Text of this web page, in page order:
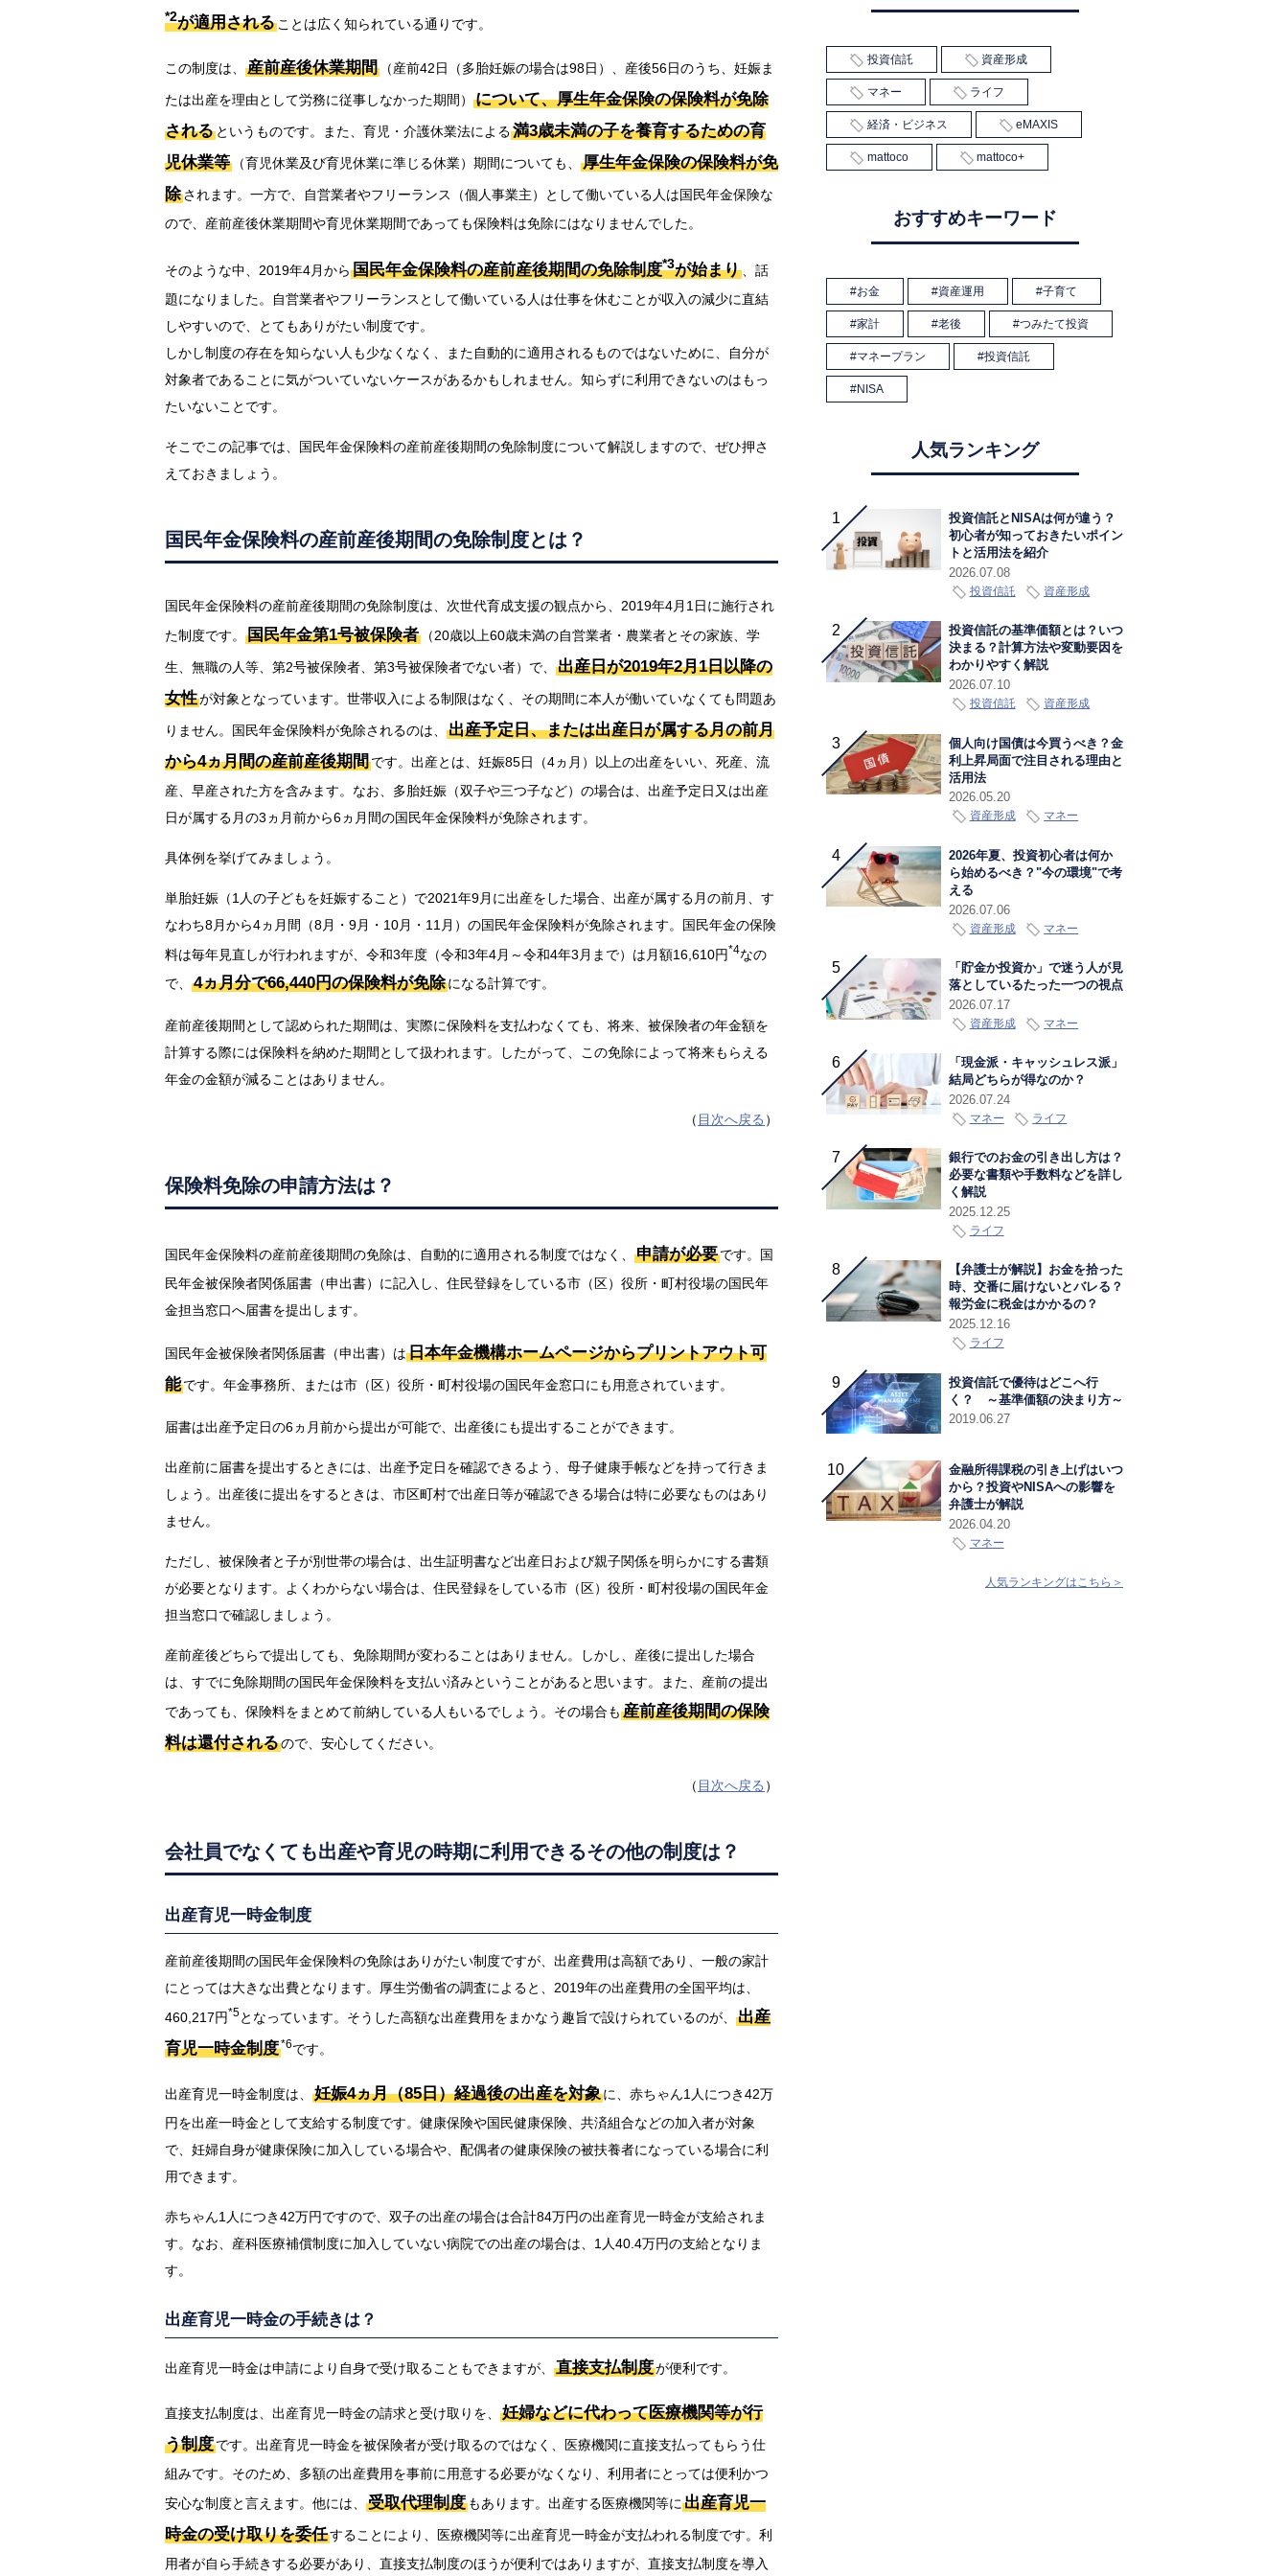
*2が適用される ことは広く知られている通りです。
この制度は、 産前産後休業期間 （産前42日（多胎妊娠の場合は98日）、産後56日のうち、妊娠ま
たは出産を理由として労務に従事しなかった期間）
について、厚生年金保険の保険料が免除
される というものです。また、育児・介護休業法による満3歳未満の子を養育するための育
児休業等
（育児休業及び育児休業に準じる休業）期間についても、
厚生年金保険の保険料が免
除されます。一方で、自営業者やフリーランス（個人事業主）として働いている人は国民年金保険な
ので、産前産後休業期間や育児休業期間であっても保険料は免除にはなりませんでした。
そのような中、2019年4月から 国民年金保険料の産前産後期間の免除制度*3が始まり
、話
題になりました。自営業者やフリーランスとして働いている人は仕事を休むことが収入の減少に直結
しやすいので、とてもありがたい制度です。
しかし制度の存在を知らない人も少なくなく、また自動的に適用されるものではないために、自分が
対象者であることに気がついていないケースがあるかもしれません。知らずに利用できないのはもっ
たいないことです。
そこでこの記事では、国民年金保険料の産前産後期間の免除制度について解説しますので、ぜひ押さ
えておきましょう。
国民年金保険料の産前産後期間の免除制度とは？
国民年金保険料の産前産後期間の免除制度は、次世代育成支援の観点から、2019年4月1日に施行され
た制度です。
国民年金第1号被保険者 （20歳以上60歳未満の自営業者・農業者とその家族、学
生、無職の人等、第2号被保険者、第3号被保険者でない者）で、
出産日が2019年2月1日以降の
女性が対象となっています。世帯収入による制限はなく、その期間に本人が働いていなくても問題あ
りません。国民年金保険料が免除されるのは、
出産予定日、または出産日が属する月の前月
から4ヵ月間の産前産後期間です。出産とは、妊娠85日（4ヵ月）以上の出産をいい、死産、流
産、早産された方を含みます。なお、多胎妊娠（双子や三つ子など）の場合は、出産予定日又は出産
日が属する月の3ヵ月前から6ヵ月間の国民年金保険料が免除されます。
具体例を挙げてみましょう。
単胎妊娠（1人の子どもを妊娠すること）で2021年9月に出産をした場合、出産が属する月の前月、す
なわち8月から4ヵ月間（8月・9月・10月・11月）の国民年金保険料が免除されます。国民年金の保険
料は毎年見直しが行われますが、令和3年度（令和3年4月～令和4年3月まで）は月額16,610円*4なの
で、
4ヵ月分で66,440円の保険料が免除になる計算です。
産前産後期間として認められた期間は、実際に保険料を支払わなくても、将来、被保険者の年金額を
計算する際には保険料を納めた期間として扱われます。したがって、この免除によって将来もらえる
年金の金額が減ることはありません。
（ 目次へ戻る ）
保険料免除の申請方法は？
国民年金保険料の産前産後期間の免除は、自動的に適用される制度ではなく、 申請が必要です。国
民年金被保険者関係届書（申出書）に記入し、住民登録をしている市（区）役所・町村役場の国民年
金担当窓口へ届書を提出します。
国民年金被保険者関係届書（申出書）は日本年金機構ホームページからプリントアウト可
能です。年金事務所、または市（区）役所・町村役場の国民年金窓口にも用意されています。
届書は出産予定日の6ヵ月前から提出が可能で、出産後にも提出することができます。
出産前に届書を提出するときには、出産予定日を確認できるよう、母子健康手帳などを持って行きま
しょう。出産後に提出をするときは、市区町村で出産日等が確認できる場合は特に必要なものはあり
ません。
ただし、被保険者と子が別世帯の場合は、出生証明書など出産日および親子関係を明らかにする書類
が必要となります。よくわからない場合は、住民登録をしている市（区）役所・町村役場の国民年金
担当窓口で確認しましょう。
産前産後どちらで提出しても、免除期間が変わることはありません。しかし、産後に提出した場合
は、すでに免除期間の国民年金保険料を支払い済みということがあると思います。また、産前の提出
であっても、保険料をまとめて前納している人もいるでしょう。その場合も 産前産後期間の保険
料は還付されるので、安心してください。
（ 目次へ戻る ）
会社員でなくても出産や育児の時期に利用できるその他の制度は？
出産育児一時金制度
産前産後期間の国民年金保険料の免除はありがたい制度ですが、出産費用は高額であり、一般の家計
にとっては大きな出費となります。厚生労働省の調査によると、2019年の出産費用の全国平均は、
460,217円*5となっています。そうした高額な出産費用をまかなう趣旨で設けられているのが、
出産
育児一時金制度*6です。
出産育児一時金制度は、 妊娠4ヵ月（85日）経過後の出産を対象に、赤ちゃん1人につき42万
円を出産一時金として支給する制度です。健康保険や国民健康保険、共済組合などの加入者が対象
で、妊婦自身が健康保険に加入している場合や、配偶者の健康保険の被扶養者になっている場合に利
用できます。
赤ちゃん1人につき42万円ですので、双子の出産の場合は合計84万円の出産育児一時金が支給されま
す。なお、産科医療補償制度に加入していない病院での出産の場合は、1人40.4万円の支給となりま
す。
出産育児一時金の手続きは？
出産育児一時金は申請により自身で受け取ることもできますが、 直接支払制度が便利です。
直接支払制度は、出産育児一時金の請求と受け取りを、
妊婦などに代わって医療機関等が行
う制度です。出産育児一時金を被保険者が受け取るのではなく、医療機関に直接支払ってもらう仕
組みです。そのため、多額の出産費用を事前に用意する必要がなくなり、利用者にとっては便利かつ
安心な制度と言えます。他には、
受取代理制度 もあります。出産する医療機関等に 出産育児一
時金の受け取りを委任することにより、医療機関等に出産育児一時金が支払われる制度です。利
用者が自ら手続きする必要があり、直接支払制度のほうが便利ではありますが、直接支払制度を導入
投資信託 資産形成
マネー ライフ
経済・ビジネス eMAXIS
mattoco mattoco+
おすすめキーワード
お金 資産運用 子育て
家計 老後 つみたて投資
マネープラン 投資信託
NISA
人気ランキング
投資信託とNISAは何が違う？
初心者が知っておきたいポイン
トと活用法を紹介
2026.07.08
投資信託 資産形成
投資信託の基準価額とは？いつ
決まる？計算方法や変動要因を
わかりやすく解説
2026.07.10
投資信託 資産形成
個人向け国債は今買うべき？金
利上昇局面で注目される理由と
活用法
2026.05.20
資産形成 マネー
2026年夏、投資初心者は何か
ら始めるべき？"今の環境"で考
える
2026.07.06
資産形成 マネー
「貯金か投資か」で迷う人が見
落としているたった一つの視点
2026.07.17
資産形成 マネー
「現金派・キャッシュレス派」
結局どちらが得なのか？
2026.07.24
マネー ライフ
銀行でのお金の引き出し方は？
必要な書類や手数料などを詳し
く解説
2025.12.25
ライフ
【弁護士が解説】お金を拾った
時、交番に届けないとバレる？
報労金に税金はかかるの？
2025.12.16
ライフ
投資信託で優待はどこへ行
く？ ～基準価額の決まり方～
2019.06.27
金融所得課税の引き上げはいつ
から？投資やNISAへの影響を
弁護士が解説
2026.04.20
マネー
人気ランキングはこちら＞